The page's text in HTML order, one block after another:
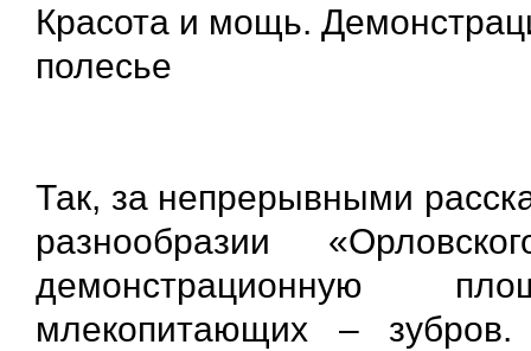
Красота и мощь.
полесье
Так, за непрерывными
разнообразии
демонстрационную
млекопитающих –